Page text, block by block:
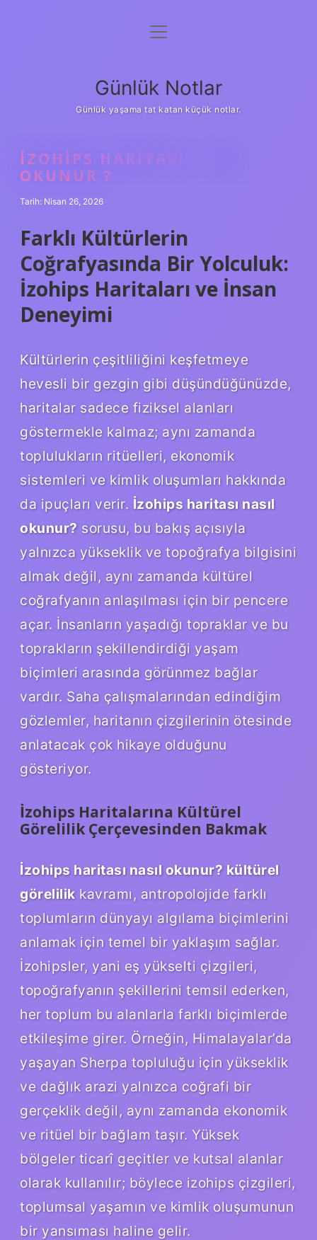
Anasayfa
Yasal Uyarı
menüyü
Günlük Notlar
Günlük yaşama tat katan küçük notlar.
İZOHIPS HARITASI NASIL
OKUNUR ?
Tarih: Nisan 26, 2026
Farklı Kültürlerin
Coğrafyasında Bir Yolculuk:
İzohips Haritaları ve İnsan
Deneyimi
Kültürlerin çeşitliliğini keşfetmeye
hevesli bir gezgin gibi düşündüğünüzde,
haritalar sadece fiziksel alanları
göstermekle kalmaz; aynı zamanda
toplulukların ritüelleri, ekonomik
sistemleri ve kimlik oluşumları hakkında
da ipuçları verir. İzohips haritası nasıl
okunur?sorusu, bu bakış açısıyla
yalnızca yükseklik ve topoğrafya bilgisini
almak değil, aynı zamanda kültürel
coğrafyanın anlaşılması için bir pencere
açar. İnsanların yaşadığı topraklar ve bu
toprakların şekillendirdiği yaşam
biçimleri arasında görünmez bağlar
vardır. Saha çalışmalarından edindiğim
gözlemler, haritanın çizgilerinin ötesinde
anlatacak çok hikaye olduğunu
gösteriyor.
İzohips Haritalarına Kültürel
Görelilik Çerçevesinden Bakmak
İzohips haritası nasıl okunur? kültürel
görelilik kavramı, antropolojide farklı
toplumların dünyayı algılama biçimlerini
anlamak için temel bir yaklaşım sağlar.
İzohipsler, yani eş yükselti çizgileri,
topoğrafyanın şekillerini temsil ederken,
her toplum bu alanlarla farklı biçimlerde
etkileşime girer. Örneğin, Himalayalar’da
yaşayan Sherpa topluluğu için yükseklik
ve dağlık arazi yalnızca coğrafi bir
gerçeklik değil, aynı zamanda ekonomik
ve ritüel bir bağlam taşır. Yüksek
bölgeler ticarî geçitler ve kutsal alanlar
olarak kullanılır; böylece izohips çizgileri,
toplumsal yaşamın ve kimlik oluşumunun
bir yansıması haline gelir.